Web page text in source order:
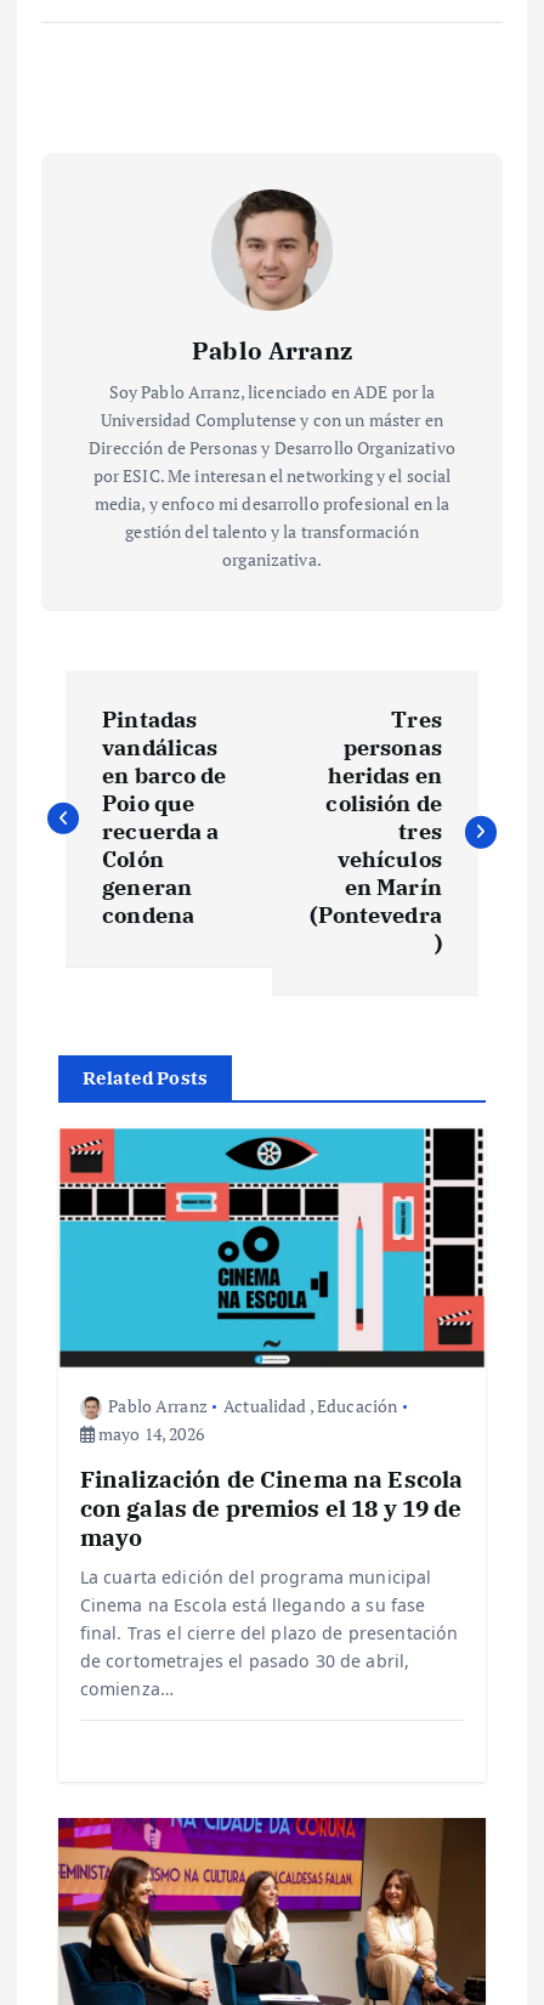
Pablo Arranz
Soy Pablo Arranz, licenciado en ADE por la
Universidad Complutense y con un máster en
Dirección de Personas y Desarrollo Organizativo
por ESIC. Me interesan el networking y el social
media, y enfoco mi desarrollo profesional en la
gestión del talento y la transformación
organizativa.
v
c
ó
n
e
s
Pintadas
vandálicas
en barco de
Poio que
recuerda a
Colón
generan
condena
Tres
personas
heridas en
colisión de
tres
vehículos
en Marín
(Pontevedra
)
Related Posts
Pablo Arranz Actualidad ,Educación
mayo 14, 2026
Finalización de Cinema na Escola
con galas de premios el 18 y 19 de
mayo
La cuarta edición del programa municipal
Cinema na Escola está llegando a su fase
final. Tras el cierre del plazo de presentación
de cortometrajes el pasado 30 de abril,
comienza…